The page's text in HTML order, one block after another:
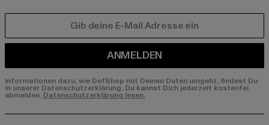
ANMELDEN
Informationen dazu, wie DefShop mit Deinen Daten umgeht, findest Du
in unserer Datenschutzerklärung. Du kannst Dich jederzeit kostenfei
abmelden. Datenschutzerklärung lesen.